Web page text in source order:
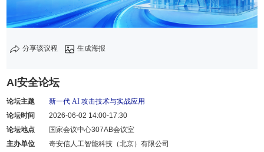
分享该议程 生成海报
AI安全论坛
论坛主题
新一代 AI 攻击技术与实战应用
论坛时间
2026-06-02 14:00-17:30
论坛地点
国家会议中心307AB会议室
主办单位
奇安信人工智能科技（北京）有限公司